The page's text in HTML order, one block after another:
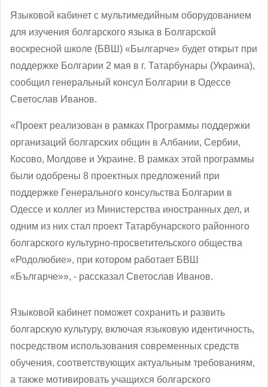
Языковой кабинет с мультимедийным оборудованием
для изучения болгарского языка в Болгарской
воскресной школе (БВШ) «Былгарче» будет открыт при
поддержке Болгарии 2 мая в г. Татарбунары (Украина),
сообщил генеральный консул Болгарии в Одессе
Светослав Иванов.
«Проект реализован в рамках Программы поддержки
организаций болгарских общин в Албании, Сербии,
Косово, Молдове и Украине. В рамках этой программы
были одобрены 8 проектных предложений при
поддержке Генерального консульства Болгарии в
Одессе и коллег из Министерства иностранных дел, и
одним из них стал проект Татарбунарского районного
болгарского культурно-просветительского общества
«Родолюбие», при котором работает БВШ
«Българче»», - рассказал Светослав Иванов.
Языковой кабинет поможет сохранить и развить
болгарскую культуру, включая языковую идентичность,
посредством использования современных средств
обучения, соответствующих актуальным требованиям,
а также мотивировать учащихся болгарского